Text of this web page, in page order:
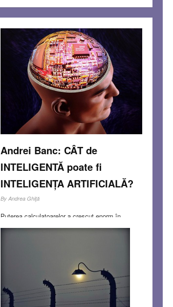
Andrei Banc: CÂT de
INTELIGENTĂ poate fi
INTELIGENȚA ARTIFICIALĂ?
By Andrea Ghiţă
Puterea calculatoarelor a crescut enorm în
ultimele decenii dar ”creierul artificial” a rămas
JAN 31, 2015 0 COMMENTS